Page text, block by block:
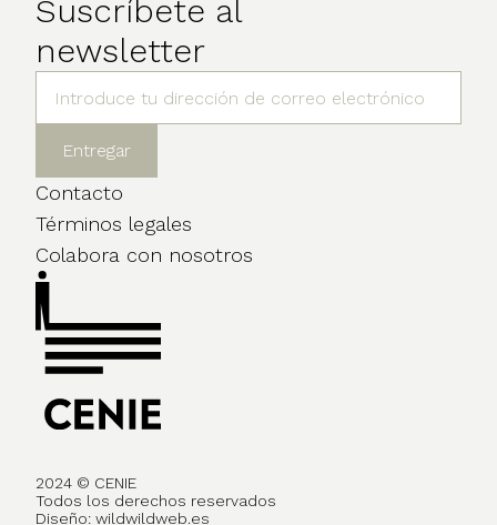
Suscríbete al
newsletter
Contacto
Términos legales
Colabora con nosotros
2024 © CENIE
Todos los derechos reservados
Diseño: wildwildweb.es